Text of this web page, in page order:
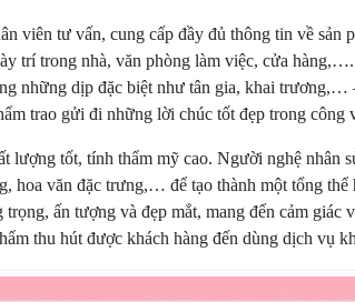
viên tư vấn, cung cấp đầy đủ thông tin về sản
trí trong nhà, văn phòng làm việc, cửa
những dịp đặc biệt như tân gia, khai trương,…
trao gửi đi những lời chúc tốt đẹp trong công
lượng tốt, tính thẩm mỹ cao. Người nghệ nhân
hoa văn đặc trưng,… để tạo thành một tổng thể
ấn tượng và đẹp mắt, mang đến cảm giác
thu hút được khách hàng đến dùng dịch vụ